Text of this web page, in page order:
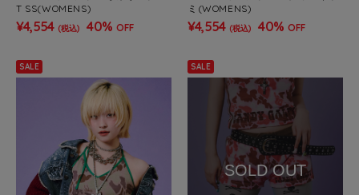
T SS(WOMENS)
¥4,554 (税込) 40% OFF
ミ(WOMENS)
¥4,554 (税込) 40% OFF
SALE SALE
SOLD OUT